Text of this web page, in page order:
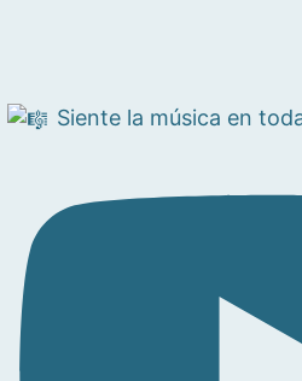
Siente la música en